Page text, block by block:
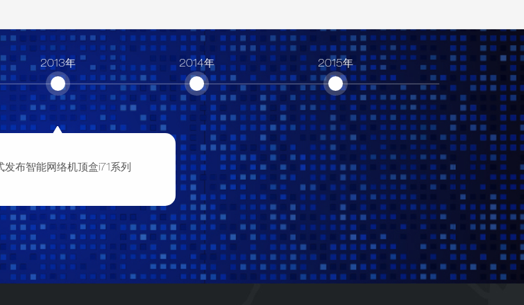
2013年 2014年 2015年 2016
发布智能网络机顶盒i71系列